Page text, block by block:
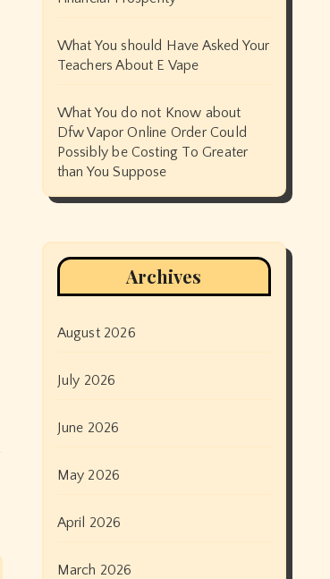
What You should Have Asked Your
Teachers About E Vape
What You do not Know about
Dfw Vapor Online Order Could
Possibly be Costing To Greater
than You Suppose
Archives
August 2026
July 2026
June 2026
May 2026
April 2026
March 2026